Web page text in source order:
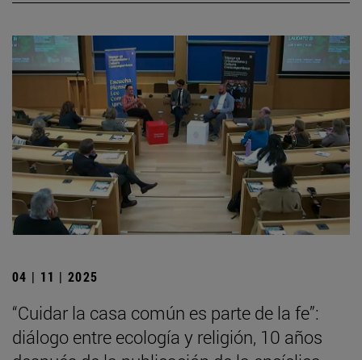
04 | 11 | 2025
“Cuidar la casa común es parte de la fe”:
diálogo entre ecología y religión, 10 años